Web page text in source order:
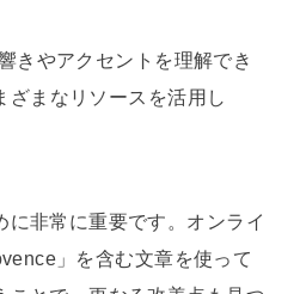
きやアクセントを理解でき
まなリソースを活用し
非常に重要です。オンライ
」を含む文章を使って